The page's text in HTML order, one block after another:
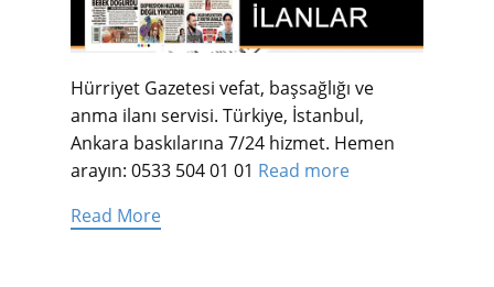
Hürriyet Gazetesi vefat, başsağlığı ve
anma ilanı servisi. Türkiye, İstanbul,
Ankara baskılarına 7/24 hizmet. Hemen
arayın: 0533 504 01 01 Read more
Read More